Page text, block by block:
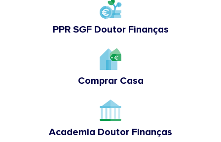
PPR SGF Doutor Finanças
Comprar Casa
Academia Doutor Finanças